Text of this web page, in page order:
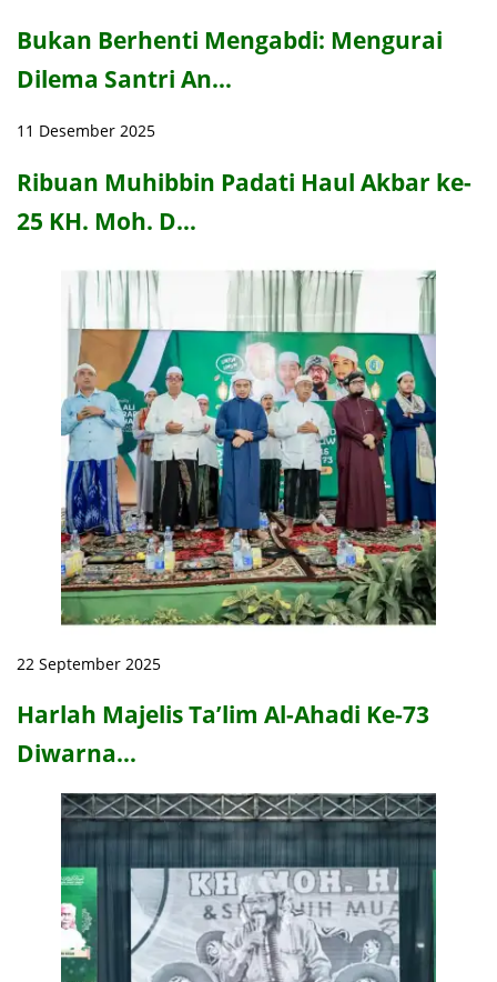
Bukan Berhenti Mengabdi: Mengurai
Dilema Santri An…
11 Desember 2025
Ribuan Muhibbin Padati Haul Akbar ke-
25 KH. Moh. D…
22 September 2025
Harlah Majelis Ta’lim Al-Ahadi Ke-73
Diwarna…